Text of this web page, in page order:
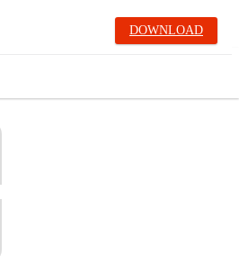
DOWNLOAD